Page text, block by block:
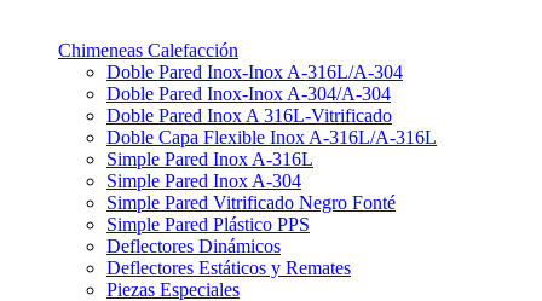
Chimeneas Calefacción
Doble Pared Inox-Inox A-316L/A-304
Doble Pared Inox-Inox A-304/A-304
Doble Pared Inox A 316L-Vitrificado
Doble Capa Flexible Inox A-316L/A-316L
Simple Pared Inox A-316L
Simple Pared Inox A-304
Simple Pared Vitrificado Negro Fonté
Simple Pared Plástico PPS
Deflectores Dinámicos
Deflectores Estáticos y Remates
Piezas Especiales